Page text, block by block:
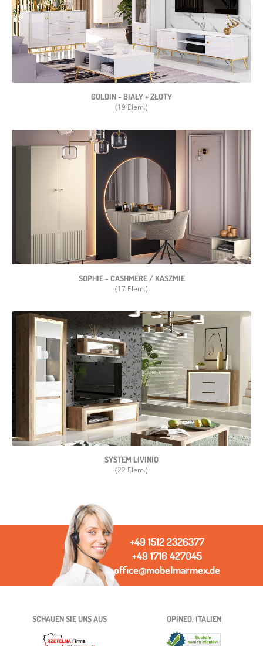
GOLDIN - BIAŁY + ZŁOTY
(19 Elem.)
SOPHIE - CASHMERE / KASZMIE
(17 Elem.)
SYSTEM LIVINIO
(22 Elem.)
+49 1512 2326377
+49 1716 427045
office@mobelmarmex.de
SCHAUEN SIE UNS AUS OPINEO, ITALIEN